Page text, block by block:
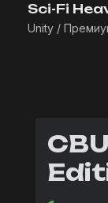
Unity /